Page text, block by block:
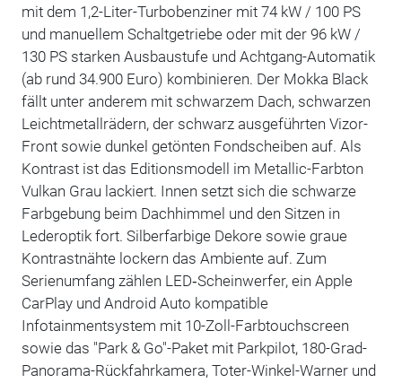
mit dem 1,2-Liter-Turbobenziner mit 74 kW / 100 PS
und manuellem Schaltgetriebe oder mit der 96 kW /
130 PS starken Ausbaustufe und Achtgang-Automatik
(ab rund 34.900 Euro) kombinieren. Der Mokka Black
fällt unter anderem mit schwarzem Dach, schwarzen
Leichtmetallrädern, der schwarz ausgeführten Vizor-
Front sowie dunkel getönten Fondscheiben auf. Als
Kontrast ist das Editionsmodell im Metallic-Farbton
Vulkan Grau lackiert. Innen setzt sich die schwarze
Farbgebung beim Dachhimmel und den Sitzen in
Lederoptik fort. Silberfarbige Dekore sowie graue
Kontrastnähte lockern das Ambiente auf. Zum
Serienumfang zählen LED‑Scheinwerfer, ein Apple
CarPlay und Android Auto kompatible
Infotainmentsystem mit 10-Zoll-Farbtouchscreen
sowie das "Park & Go"-Paket mit Parkpilot, 180-Grad-
Panorama-Rückfahrkamera, Toter-Winkel-Warner und